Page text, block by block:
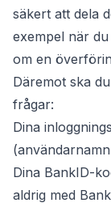
säkert att dela
exempel när
om en
Däremot ska du
frågar:
Dina
Dina BankID-
aldrig med